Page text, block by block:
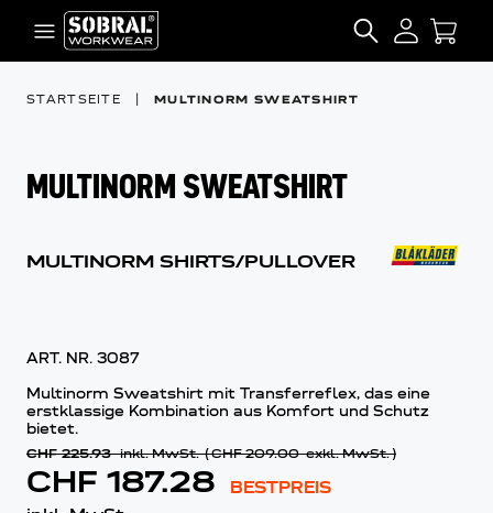
Zum Inhalt springen
SEARCH
STARTSEITE MULTINORM SWEATSHIRT
MULTINORM SWEATSHIRT
MULTINORM SHIRTS/PULLOVER
ART. NR. 3087
Multinorm Sweatshirt mit Transferreflex, das eine
erstklassige Kombination aus Komfort und Schutz
bietet.
CHF 225.93 inkl. MwSt. (CHF 209.00exkl. MwSt.)
CHF 187.28
BESTPREIS